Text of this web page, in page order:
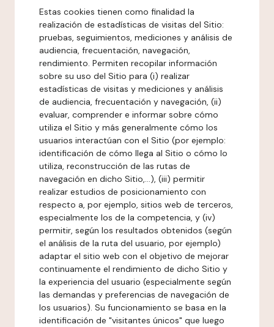
Estas cookies tienen como finalidad la
realización de estadísticas de visitas del Sitio:
pruebas, seguimientos, mediciones y análisis de
audiencia, frecuentación, navegación,
rendimiento. Permiten recopilar información
sobre su uso del Sitio para (i) realizar
estadísticas de visitas y mediciones y análisis
de audiencia, frecuentación y navegación, (ii)
evaluar, comprender e informar sobre cómo
utiliza el Sitio y más generalmente cómo los
usuarios interactúan con el Sitio (por ejemplo:
identificación de cómo llega al Sitio o cómo lo
utiliza, reconstrucción de las rutas de
navegación en dicho Sitio,...), (iii) permitir
realizar estudios de posicionamiento con
respecto a, por ejemplo, sitios web de terceros,
especialmente los de la competencia, y (iv)
permitir, según los resultados obtenidos (según
el análisis de la ruta del usuario, por ejemplo)
adaptar el sitio web con el objetivo de mejorar
continuamente el rendimiento de dicho Sitio y
la experiencia del usuario (especialmente según
las demandas y preferencias de navegación de
los usuarios). Su funcionamiento se basa en la
identificación de "visitantes únicos" que luego